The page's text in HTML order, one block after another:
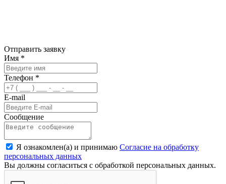
Отправить заявку
Имя *
Телефон *
E-mail
Сообщение
Я ознакомлен(а) и принимаю Согласие на обработку
персональных данных
Вы должны согласиться с обработкой персональных данных.